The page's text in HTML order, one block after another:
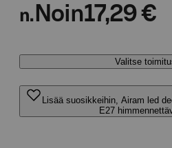
n. Noin17,29 €
Valitse
Lisää suosikkeihin, Airam led
E27